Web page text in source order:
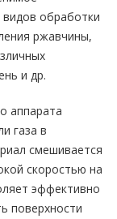
обработки
ржавчины,
и др.
аппарата
газа в
смешивается
скоростью на
эффективно
поверхности